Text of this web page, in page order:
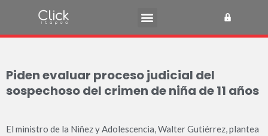
Piden evaluar proceso judicial del
sospechoso del crimen de niña de 11 años
El ministro de la Niñez y Adolescencia, Walter Gutiérrez, plantea